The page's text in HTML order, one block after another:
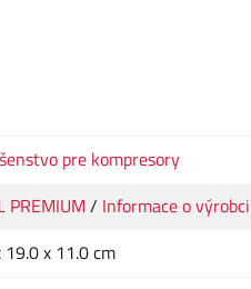
pre kompresory
PREMIUM / Informace o výrobci
19.0 x 11.0 cm